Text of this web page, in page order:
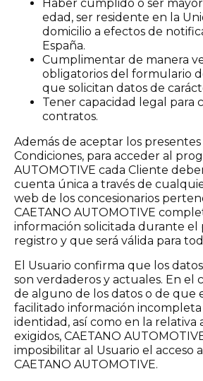
Haber cumplido o ser
edad, ser residente en la
domicilio a efectos de
España.
Cumplimentar de manera
obligatorios del formulario
que solicitan datos de
Tener capacidad legal para
contratos.
Además de aceptar los
Condiciones, para acceder al
AUTOMOTIVE cada Cliente
cuenta única a través de
web de los concesionarios
CAETANO AUTOMOTIVE
información solicitada durante el
registro y que será válida para
El Usuario confirma que los
son verdaderos y actuales. En el
de alguno de los datos o de que
facilitado información incompleta
identidad, así como en la relativa
exigidos, CAETANO
imposibilitar al Usuario el acceso
CAETANO AUTOMOTIVE.